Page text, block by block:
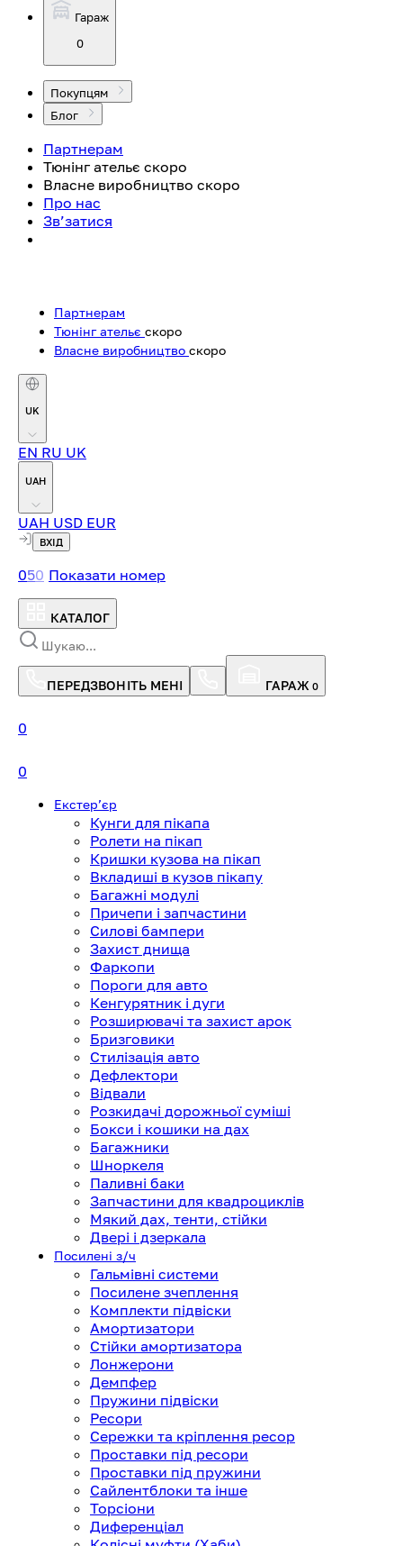
Гараж
0
Покупцям
Блог
Партнерам
Тюнінг ательє скоро
Власне виробництво скоро
Про нас
Зв’затися
Партнерам
Тюнінг ательє скоро
Власне виробництво скоро
UK
EN RU UK
UAH
UAH USD EUR
ВХІД
050 Показати номер
КАТАЛОГ
ПЕРЕДЗВОНІТЬ МЕНІ ГАРАЖ 0
0
0
Екстерʼєр
Кунги для пікапа
Ролети на пікап
Кришки кузова на пікап
Вкладиші в кузов пікапу
Багажні модулі
Причепи і запчастини
Силові бампери
Захист днища
Фаркопи
Пороги для авто
Кенгурятник і дуги
Розширювачі та захист арок
Бризговики
Стилізація авто
Дефлектори
Відвали
Розкидачі дорожньої суміші
Бокси і кошики на дах
Багажники
Шноркеля
Паливні баки
Запчастини для квадроциклів
Мякий дах, тенти, стійки
Двері і дзеркала
Посилені з/ч
Гальмівні системи
Посилене зчеплення
Комплекти підвіски
Амортизатори
Стійки амортизатора
Лонжерони
Демпфер
Пружини підвіски
Ресори
Сережки та кріплення ресор
Проставки під ресори
Проставки під пружини
Сайлентблоки та інше
Торсіони
Диференціал